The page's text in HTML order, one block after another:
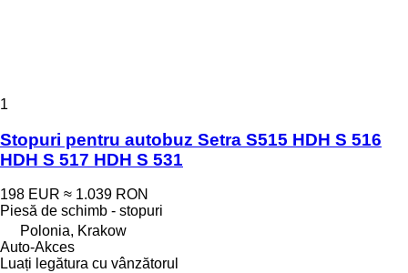
1
Stopuri pentru autobuz Setra S515 HDH S 516
HDH S 517 HDH S 531
198 EUR ≈ 1.039 RON
Piesă de schimb - stopuri
Polonia, Krakow
Auto-Akces
Luați legătura cu vânzătorul